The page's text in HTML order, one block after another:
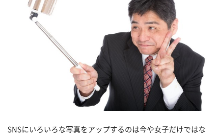
SNSにいろいろな写真をアップするのは今や女子だけではな